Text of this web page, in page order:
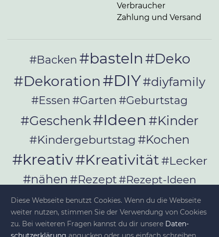
Verbraucher
Zahlung und Versand
#Backen #basteln#Deko
#Dekoration #DIY#diyfamily
#Essen #Garten #Geburtstag
#Geschenk#Ideen #Kinder
#Kindergeburtstag #Kochen
#kreativ#Kreativität#Lecker
#nähen #Rezept#Rezept-Ideen
#Rezepte#selber_bauen
#selber_machen
Diese Webseite benutzt Cookies. Wenn du die Webseite
weiter nutzen, stimmen Sie der Verwendung von Cookies
zu. Bei weiteren Fragen kannst du dir unsere Da­ten­